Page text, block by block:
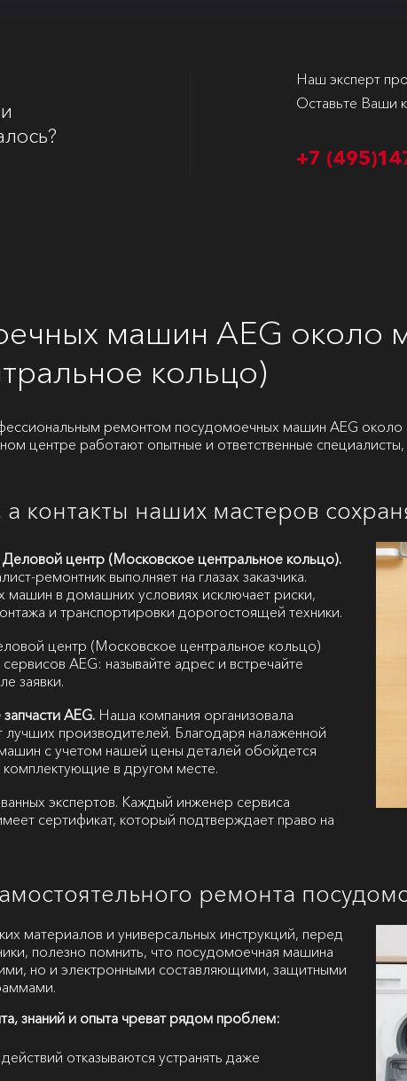
Наш эксперт
Оставьте Ваши
+7 (495)
машин AEG около
кольцо)
ремонтом посудомоечных машин AEG
центре работают опытные и ответственные
контакты наших мастеров
центр (Московское центральное кольцо).
ремонтник выполняет на глазах заказчика.
в домашних условиях исключает риски,
и транспортировки дорогостоящей техники.
центр (Московское центральное кольцо)
AEG: называйте адрес и встречайте
заявки.
AEG. Наша компания организовала
производителей. Благодаря налаженной
с учетом нашей цены деталей обойдется
в другом месте.
экспертов. Каждый инженер сервиса
сертификат, который подтверждает право на
ремонта
материалов и универсальных инструкций, перед
полезно помнить, что посудомоечная машина
но и электронными составляющими, защитными
знаний и опыта чреват рядом проблем:
отказываются устранять даже